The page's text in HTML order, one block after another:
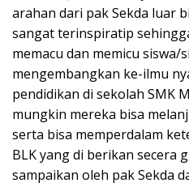
arahan dari pak Sekda luar
sangat terinspiratip
memacu dan memicu siswa/
mengembangkan ke-ilmu
pendidikan di sekolah SMK
mungkin mereka bisa
serta bisa memperdalam
BLK yang di berikan secera
sampaikan oleh pak Sekda